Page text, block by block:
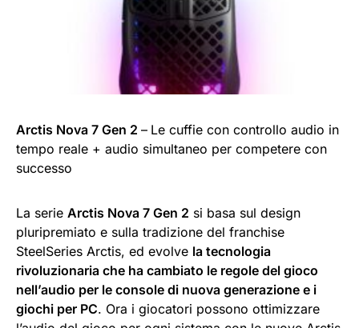
Arctis Nova 7 Gen 2 – Le cuffie con controllo audio in
tempo reale + audio simultaneo per competere con
successo
La serie Arctis Nova 7 Gen 2 si basa sul design
pluripremiato e sulla tradizione del franchise
SteelSeries Arctis, ed evolve la tecnologia
rivoluzionaria che ha cambiato le regole del gioco
nell’audio per le console di nuova generazione e i
giochi per PC. Ora i giocatori possono ottimizzare